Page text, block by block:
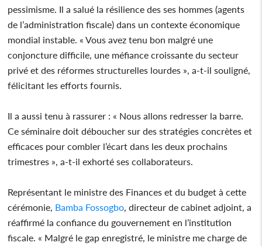
pessimisme. Il a salué la résilience des ses hommes (agents
de l’administration fiscale) dans un contexte économique
mondial instable. « Vous avez tenu bon malgré une
conjoncture difficile, une méfiance croissante du secteur
privé et des réformes structurelles lourdes », a-t-il souligné,
félicitant les efforts fournis.
Il a aussi tenu à rassurer : « Nous allons redresser la barre.
Ce séminaire doit déboucher sur des stratégies concrètes et
efficaces pour combler l’écart dans les deux prochains
trimestres », a-t-il exhorté ses collaborateurs.
Représentant le ministre des Finances et du budget à cette
cérémonie, Bamba Fossogbo , directeur de cabinet adjoint, a
réaffirmé la confiance du gouvernement en l’institution
fiscale. « Malgré le gap enregistré, le ministre me charge de